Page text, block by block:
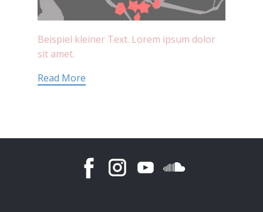
Beispiel kleiner Text. Lorem ipsum dolor
sit amet.
Read More